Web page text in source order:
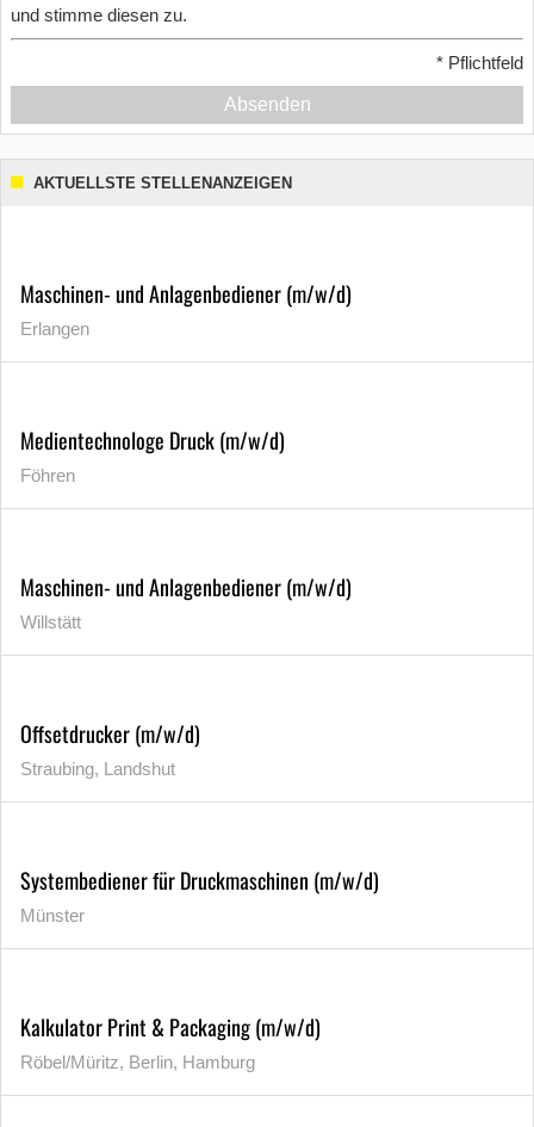
und stimme diesen zu.
* Pflichtfeld
Absenden
AKTUELLSTE STELLENANZEIGEN
Maschinen- und Anlagenbediener (m/w/d)
Erlangen
Medientechnologe Druck (m/w/d)
Föhren
Maschinen- und Anlagenbediener (m/w/d)
Willstätt
Offsetdrucker (m/w/d)
Straubing, Landshut
Systembediener für Druckmaschinen (m/w/d)
Münster
Kalkulator Print & Packaging (m/w/d)
Röbel/Müritz, Berlin, Hamburg